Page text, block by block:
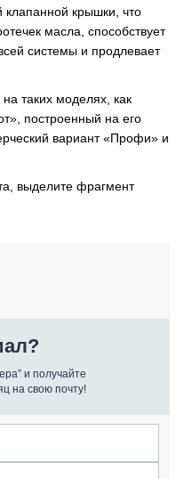
клапанной крышки, что
масла, способствует
системы и продлевает
таких моделях, как
построенный на его
вариант «Профи» и
выделите фрагмент
и получайте
на свою почту!